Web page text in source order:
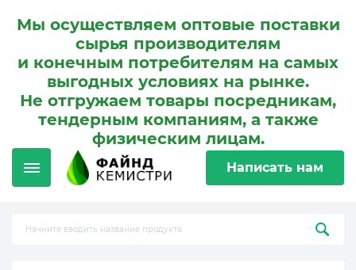
Мы осуществляем оптовые поставки
сырья производителям
и конечным потребителям на самых
выгодных условиях на рынке.
Не отгружаем товары посредникам,
тендерным компаниям, а также
физическим лицам.
Написать нам